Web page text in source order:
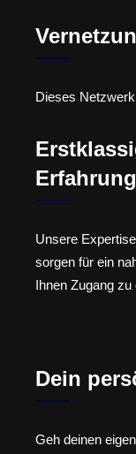
Dieses
Erfahrung
Unsere
sorgen für ein
Ihnen Zugang
Dein
Geh deinen